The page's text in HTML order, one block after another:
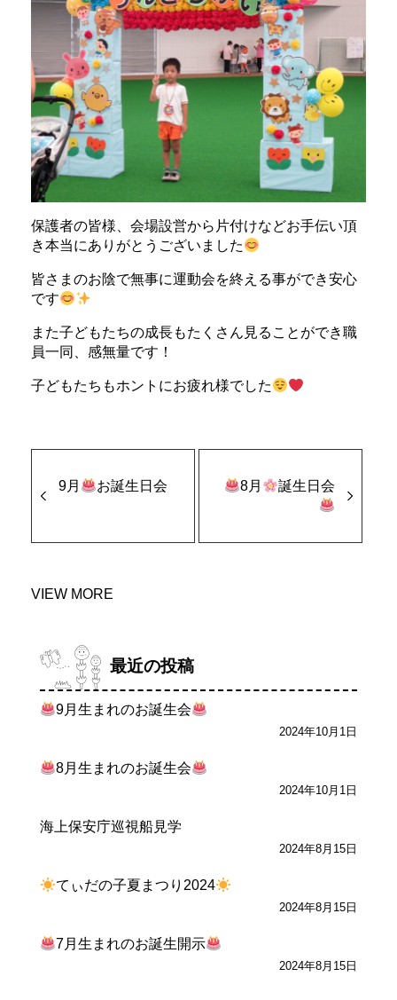
保護者の皆様、会場設営から片付けなどお手伝い頂
き本当にありがとうございました
皆さまのお陰で無事に運動会を終える事ができ安心
です
また子どもたちの成長もたくさん見ることができ職
員一同、感無量です！
子どもたちもホントにお疲れ様でした
9月 お誕生日会 8月 誕生日会
VIEW MORE
最近の投稿
9月生まれのお誕生会
2024年10月1日
8月生まれのお誕生会
2024年10月1日
海上保安庁巡視船見学
2024年8月15日
てぃだの子夏まつり2024
2024年8月15日
7月生まれのお誕生開示
2024年8月15日